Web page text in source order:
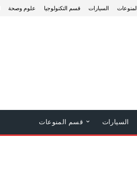
علوم وصحة قسم التكنولوجيا السيارات
السيارات قسم المنوعات